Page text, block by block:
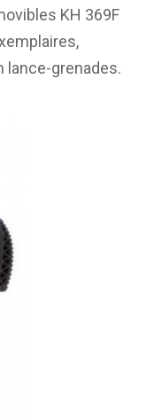
KH 369F
lance-grenades.